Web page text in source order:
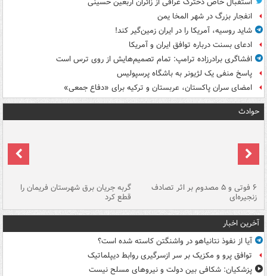
انفجار بزرگ در شهر المخا یمن
شاید روسیه، آمریکا را در ایران زمین‌گیر کند!
ادعای بسنت درباره توافق ایران و آمریکا
افشاگری برادرزاده ترامپ: تمام تصمیم‌هایش از روی ترس است
پاسخ منفی یک لژیونر به باشگاه پرسپولیس
امضای سران پاکستان، عربستان و ترکیه برای «دفاع جمعی»
حوادث
۶ فوتی و ۵ مصدوم بر اثر تصادف
زنجیره‌ای
گربه جریان برق شهرستان فریمان را
قطع کرد
آخرین اخبار
آیا از نفوذ نتانیاهو در واشنگتن کاسته شده است؟
توافق پرو و مکزیک بر سر ازسرگیری روابط دیپلماتیک
پزشکیان: شکافی بین دولت و نیروهای مسلح نیست